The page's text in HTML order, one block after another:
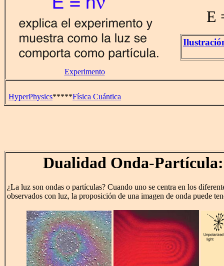
Experimento
E
HyperPhysics*****Física Cuántica
Dualidad Onda-
¿La luz son ondas o partículas? Cuando uno se centra en los
observados con luz, la proposición de una imagen de onda puede